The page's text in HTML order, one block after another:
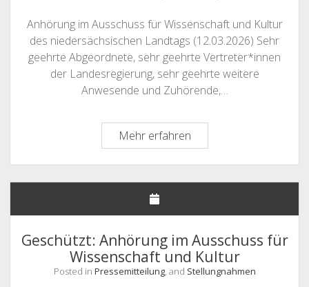
Anhörung im Ausschuss für Wissenschaft und Kultur
des niedersächsischen Landtags (12.03.2026) Sehr
geehrte Abgeordnete, sehr geehrte Vertreter*innen
der Landesregierung, sehr geehrte weitere
Anwesende und Zuhörende,…
Mehr erfahrenAnhörung
am
12.03.2026
zur
des
Niedersächsischen
Hochschulgesetzes
bzgl.
Geschützt: Anhörung im Ausschuss für
Wissenschaft und Kultur
Posted in Pressemitteilung, and Stellungnahmen